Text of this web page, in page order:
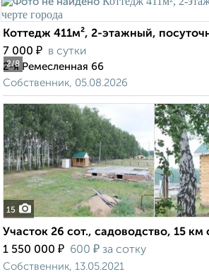
2/8
Коттедж 411м², 2-этажный,
7 000 ₽ в сутки
2-я Ремесленная 66
Собственник, 05.08.2026
15
Участок 26 сот., садоводство, 15 км
1 550 000 ₽ 600 ₽ за сотку
Собственник, 13.05.2021